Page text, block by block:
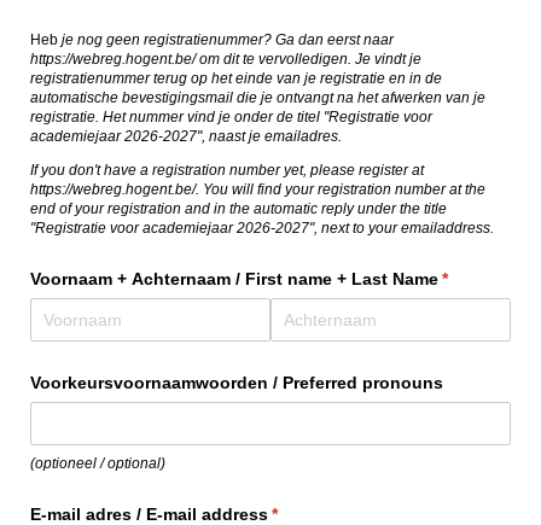
Heb je nog geen registratienummer? Ga dan eerst naar
https://webreg.hogent.be/ om dit te vervolledigen. Je vindt je
registratienummer terug op het einde van je registratie en in de
automatische bevestigingsmail die je ontvangt na het afwerken van je
registratie. Het nummer vind je onder de titel "Registratie voor
academiejaar 2026-2027", naast je emailadres.
If you don't have a registration number yet, please register at
https://webreg.hogent.be/. You will find your registration number at the
end of your registration and in the automatic reply under the title
"Registratie voor academiejaar 2026-2027", next to your emailaddress.
Voornaam + Achternaam /​ First name + Last Name*
(is vereist)
Voorkeursvoornaamwoorden /​ Preferred pronouns
(optioneel / optional)
E-mail adres /​ E-mail address*
(is vereist)